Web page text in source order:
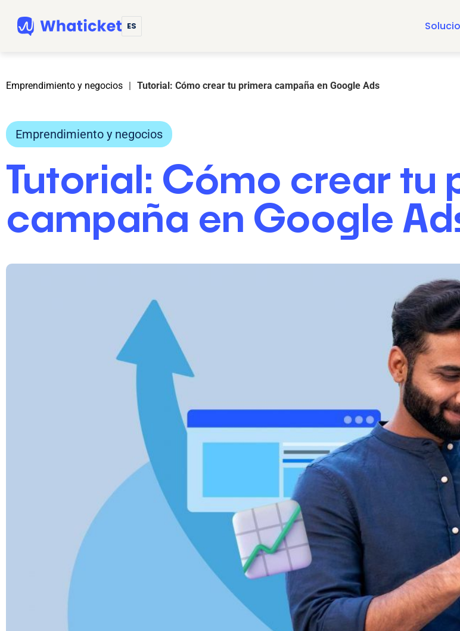
ES
Emprendimiento y negocios | Tutorial: Cómo crear tu primera campaña en Google Ads
Emprendimiento y negocios
Tutorial: Cómo crear tu
campaña en Google